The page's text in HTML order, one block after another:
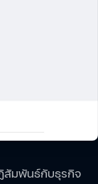
สัมพันธ์กับธุรกิจ